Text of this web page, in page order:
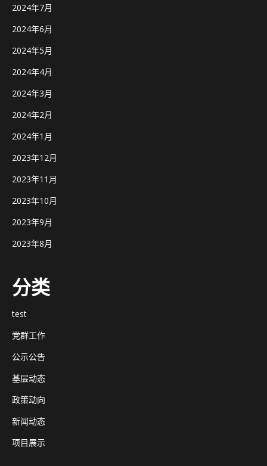
2024年7月
2024年6月
2024年5月
2024年4月
2024年3月
2024年2月
2024年1月
2023年12月
2023年11月
2023年10月
2023年9月
2023年8月
分类
test
党群工作
公示公告
基层动态
政策动向
新闻动态
项目展示